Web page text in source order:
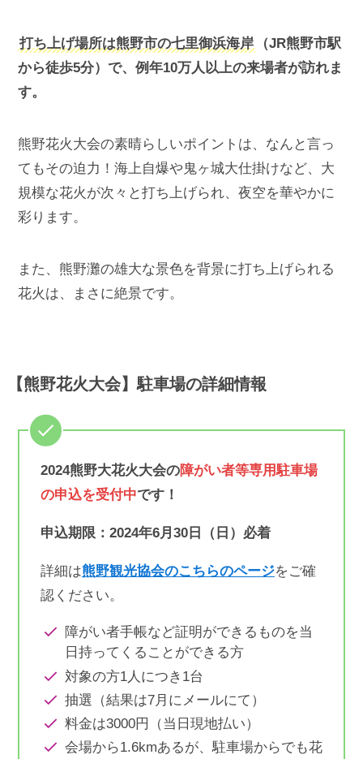
打ち上げ場所は熊野市の七里御浜海岸
（JR熊野市駅
から徒歩5分）で、例年10万人以上の来場者が訪れま
す。
熊野花火大会の素晴らしいポイントは、なんと言っ
てもその迫力！海上自爆や鬼ヶ城大仕掛けなど、大
規模な花火が次々と打ち上げられ、夜空を華やかに
彩ります。
また、熊野灘の雄大な景色を背景に打ち上げられる
花火は、まさに絶景です。
【熊野花火大会】駐車場の詳細情報
2024熊野大花火大会の障がい者等専用駐車場
の申込を受付中です！
申込期限：2024年6月30日（日）必着
詳細は熊野観光協会のこちらのページをご確
認ください。
障がい者手帳など証明ができるものを当
日持ってくることができる方
対象の方1人につき1台
抽選（結果は7月にメールにて）
料金は3000円（当日現地払い）
会場から1.6kmあるが、駐車場からでも花